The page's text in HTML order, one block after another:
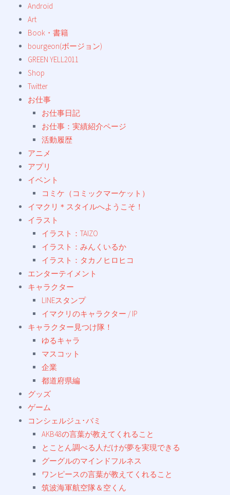
Android
Art
Book・書籍
bourgeon(ボージョン)
GREEN YELL2011
Shop
Twitter
お仕事
お仕事日記
お仕事：実績紹介ページ
活動履歴
アニメ
アプリ
イベント
コミケ（コミックマーケット）
イマクリ＊スタイルへようこそ！
イラスト
イラスト：TAIZO
イラスト：みんくいるか
イラスト：タカノヒロヒコ
エンターテイメント
キャラクター
LINEスタンプ
イマクリのキャラクター / IP
キャラクター見つけ隊！
ゆるキャラ
マスコット
企業
都道府県編
グッズ
ゲーム
コンシェルジュ･バミ
AKB48の言葉が教えてくれること
とことん調べる人だけが夢を実現できる
グーグルのマインドフルネス
ワンピースの言葉が教えてくれること
筑波海軍航空隊＆空くん